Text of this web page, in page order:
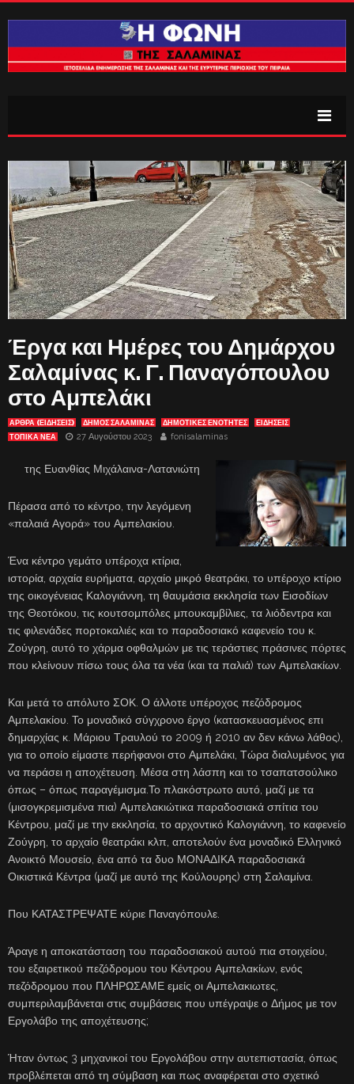
Έργα και Ημέρες του Δημάρχου
Σαλαμίνας κ. Γ. Παναγόπουλου
στο Αμπελάκι
ΑΡΘΡΑ (ΕΙΔΗΣΕΙΣ) ΔΗΜΟΣ ΣΑΛΑΜΙΝΑΣ ΔΗΜΟΤΙΚΕΣ ΕΝΟΤΗΤΕΣ
ΕΙΔΗΣΕΙΣ
ΤΟΠΙΚΑ ΝΕΑ
27 Αυγούστου 2023 fonisalaminas
της Ευανθίας Μιχάλαινα-Λατανιώτη
Πέρασα από το κέντρο, την λεγόμενη
«παλαιά Αγορά» του Αμπελακίου.
Ένα κέντρο γεμάτο υπέροχα κτίρια,
ιστορία, αρχαία ευρήματα, αρχαίο μικρό θεατράκι, το υπέροχο κτίριο
της οικογένειας Καλογιάννη, τη θαυμάσια εκκλησία των Εισοδίων
της Θεοτόκου, τις κουτσομπόλες μπουκαμβίλιες, τα λιόδεντρα και
τις φιλενάδες πορτοκαλιές και το παραδοσιακό καφενείο του κ.
Ζούγρη, αυτό το χάρμα οφθαλμών με τις τεράστιες πράσινες πόρτες
που κλείνουν πίσω τους όλα τα νέα (και τα παλιά) των Αμπελακίων.
Και μετά το απόλυτο ΣΟΚ. Ο άλλοτε υπέροχος πεζόδρομος
Αμπελακίου. Το μοναδικό σύγχρονο έργο (κατασκευασμένος επι
δημαρχίας κ. Μάριου Τραυλού το 2009 ή 2010 αν δεν κάνω λάθος),
για το οποίο είμαστε περήφανοι στο Αμπελάκι, Τώρα διαλυμένος για
να περάσει η αποχέτευση. Μέσα στη λάσπη και το τσαπατσούλικο
όπως – όπως παραγέμισμα.Το πλακόστρωτο αυτό, μαζί με τα
(μισογκρεμισμένα πια) Αμπελακιώτικα παραδοσιακά σπίτια του
Κέντρου, μαζί με την εκκλησία, το αρχοντικό Καλογιάννη, το καφενείο
Ζούγρη, το αρχαίο θεατράκι κλπ, αποτελούν ένα μοναδικό Ελληνικό
Ανοικτό Μουσείο, ένα από τα δυο ΜΟΝΑΔΙΚΑ παραδοσιακά
Οικιστικά Κέντρα (μαζί με αυτό της Κούλουρης) στη Σαλαμίνα.
Που ΚΑΤΑΣΤΡΕΨΑΤΕ κύριε Παναγόπουλε.
Άραγε η αποκατάσταση του παραδοσιακού αυτού πια στοιχείου,
του εξαιρετικού πεζόδρομου του Κέντρου Αμπελακίων, ενός
πεζόδρομου που ΠΛΗΡΩΣΑΜΕ εμείς οι Αμπελακιωτες,
συμπεριλαμβάνεται στις συμβάσεις που υπέγραψε ο Δήμος με τον
Εργολάβο της αποχέτευσης;
Ήταν όντως 3 μηχανικοί του Εργολάβου στην αυτεπιστασία, όπως
προβλέπεται από τη σύμβαση και πως αναφέρεται στο σχετικό